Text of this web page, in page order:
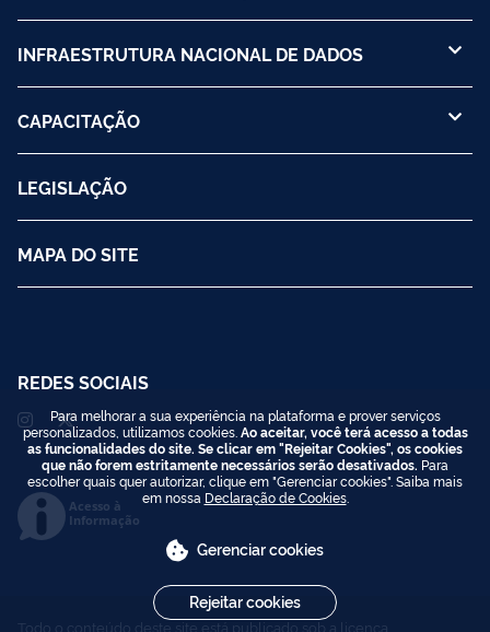
INFRAESTRUTURA NACIONAL DE DADOS
CAPACITAÇÃO
LEGISLAÇÃO
MAPA DO SITE
REDES SOCIAIS
Acesso à
Informação
Todo o conteúdo deste site está publicado sob a licença
Para melhorar a sua experiência na plataforma e prover serviços
personalizados, utilizamos cookies. Ao aceitar, você terá acesso a todas
as funcionalidades do site. Se clicar em "Rejeitar Cookies", os cookies
que não forem estritamente necessários serão desativados. Para
escolher quais quer autorizar, clique em "Gerenciar cookies". Saiba mais
em nossa Declaração de Cookies.
Gerenciar cookies
Rejeitar cookies